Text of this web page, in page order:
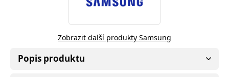
Zobrazit další produkty Samsung
Popis produktu